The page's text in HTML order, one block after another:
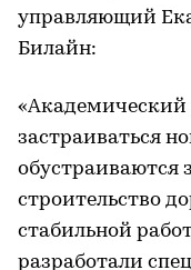
управляющий
Билайн:
«Академический
застраиваться
обустраиваются
строительство
стабильной
разработали